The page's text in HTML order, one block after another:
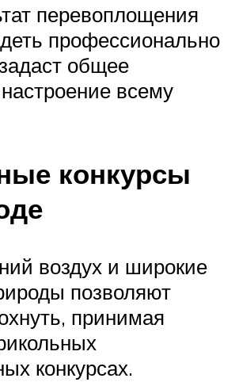
перевоплощения
профессионально
общее
всему
конкурсы
воздух и широкие
позволяют
принимая
конкурсах.